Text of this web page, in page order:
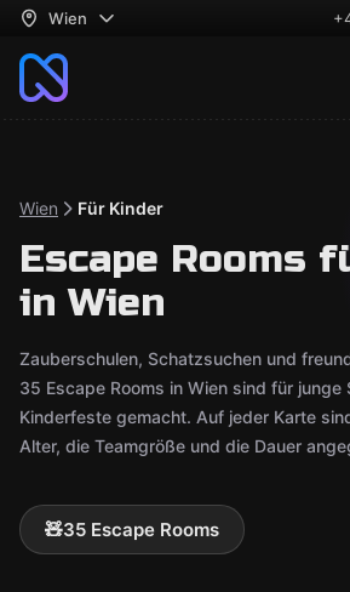
Wien
Wien Für Kinder
Escape Rooms
in Wien
Zauberschulen, Schatzsuchen und
35 Escape Rooms in Wien sind für junge
Kinderfeste gemacht. Auf jeder Karte
Alter, die Teamgröße und die Dauer
🧸35 Escape Rooms